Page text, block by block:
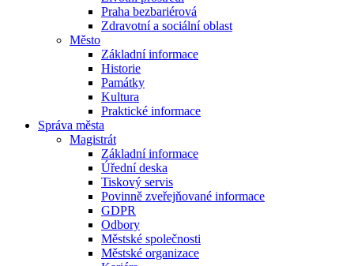
Praha bezbariérová
Zdravotní a sociální oblast
Město
Základní informace
Historie
Památky
Kultura
Praktické informace
Správa města
Magistrát
Základní informace
Úřední deska
Tiskový servis
Povinně zveřejňované informace
GDPR
Odbory
Městské společnosti
Městské organizace